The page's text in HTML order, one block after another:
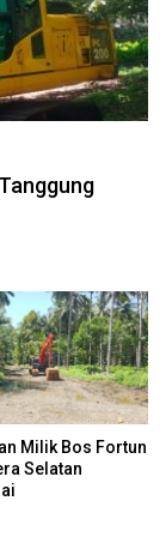
Milik Bos Fortun
Selatan